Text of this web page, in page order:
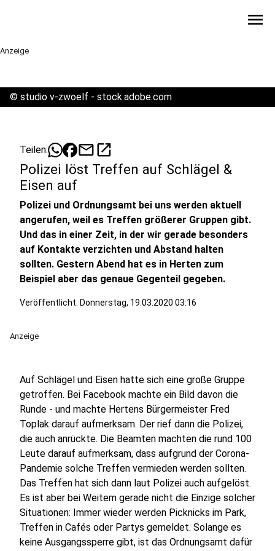
menu
Anzeige
© studio v-zwoelf - stock.adobe.com
Teilen: mailopen_in_new
Polizei löst Treffen auf Schlägel &
Eisen auf
Polizei und Ordnungsamt bei uns werden aktuell
angerufen, weil es Treffen größerer Gruppen gibt.
Und das in einer Zeit, in der wir gerade besonders
auf Kontakte verzichten und Abstand halten
sollten. Gestern Abend hat es in Herten zum
Beispiel aber das genaue Gegenteil gegeben.
Veröffentlicht: Donnerstag, 19.03.2020 03:16
Anzeige
Auf Schlägel und Eisen hatte sich eine große Gruppe
getroffen. Bei Facebook machte ein Bild davon die
Runde - und machte Hertens Bürgermeister Fred
Toplak darauf aufmerksam. Der rief dann die Polizei,
die auch anrückte. Die Beamten machten die rund 100
Leute darauf aufmerksam, dass aufgrund der Corona-
Pandemie solche Treffen vermieden werden sollten.
Das Treffen hat sich dann laut Polizei auch aufgelöst.
Es ist aber bei Weitem gerade nicht die Einzige solcher
Situationen: Immer wieder werden Picknicks im Park,
Treffen in Cafés oder Partys gemeldet. Solange es
keine Ausgangssperre gibt, ist das Ordnungsamt dafür